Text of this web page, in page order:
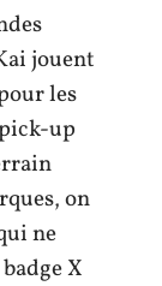
jouent
les
up
on
ne
X